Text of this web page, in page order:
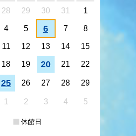
28 29 30 31 1
4 5 6 7 8
11 12 13 14 15
18 19 20 21 22
25 26 27 28 29
1 2 3 4 5
休館日